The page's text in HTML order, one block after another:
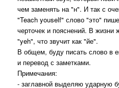
чем заменять на "н". И так с
"Teach youself" слово "это"
черточек и пояснений. В жизни
"yeh", что звучит как "йе".
В общем, буду писать слово в
и перевод с заметками.
Примечания:
- заглавной выделяю ударную